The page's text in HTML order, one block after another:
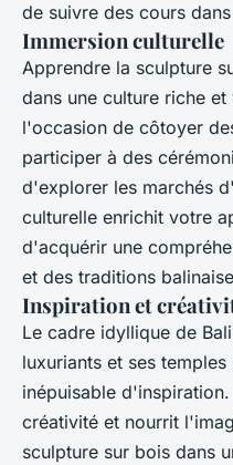
de suivre des cours
Immersion culturelle
Apprendre la sculpture
dans une culture riche
l'occasion de côtoyer
participer à des
d'explorer les marchés
culturelle enrichit votre
d'acquérir une
et des traditions
Inspiration et
Le cadre idyllique de
luxuriants et ses
inépuisable
créativité et nourrit
sculpture sur bois dans